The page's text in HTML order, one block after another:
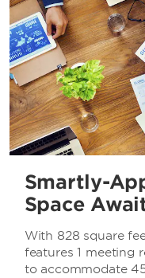
Smartly-
Space
With 828 square
features 1 meeting
to accommodate